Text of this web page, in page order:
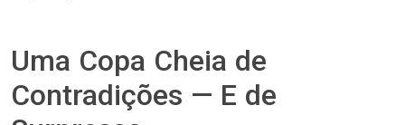
Uma Copa Cheia de
Contradições — E de